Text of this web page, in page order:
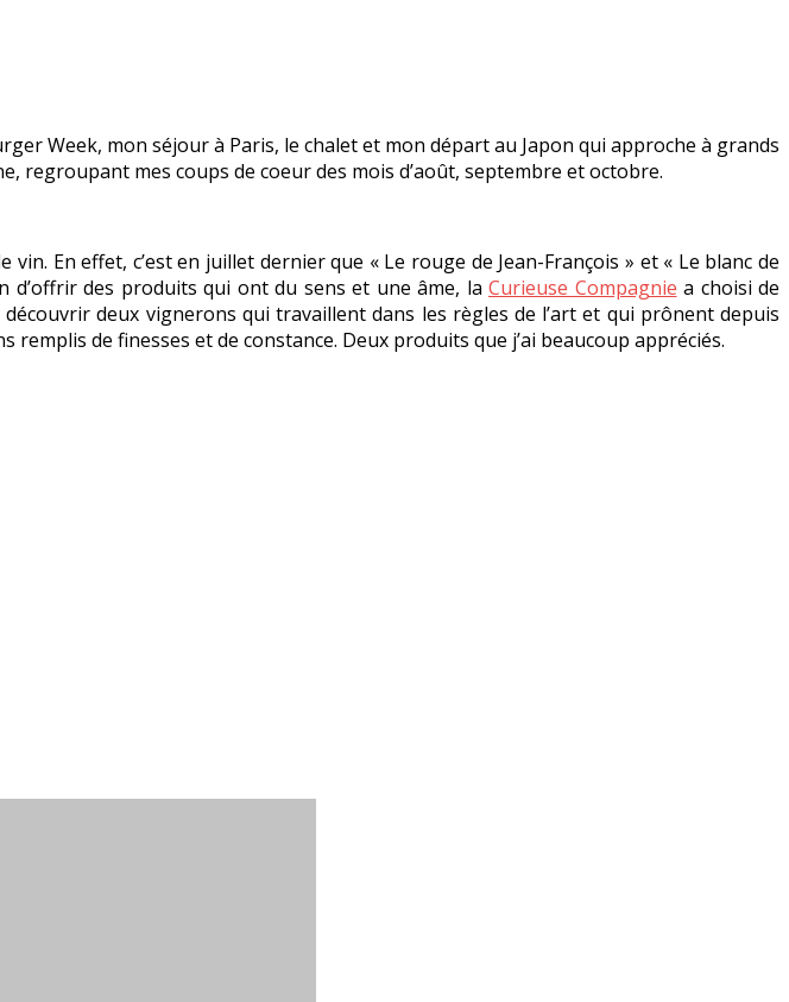
Week, mon séjour à Paris, le chalet et mon départ au Japon qui approche à grands
regroupant mes coups de coeur des mois d’août, septembre et octobre.
En effet, c’est en juillet dernier que « Le rouge de Jean-François » et « Le blanc de
d’offrir des produits qui ont du sens et une âme, la Curieuse Compagnie a choisi de
deux vignerons qui travaillent dans les règles de l’art et qui prônent depuis
de finesses et de constance. Deux produits que j’ai beaucoup appréciés.